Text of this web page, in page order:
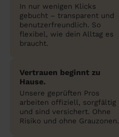
In nur wenigen Klicks
gebucht – transparent und
benutzerfreundlich. So
flexibel, wie dein Alltag es
braucht.
Vertrauen beginnt zu
Hause.
Unsere geprüften Pros
arbeiten offiziell, sorgfältig
und sind versichert. Ohne
Risiko und ohne Grauzonen.